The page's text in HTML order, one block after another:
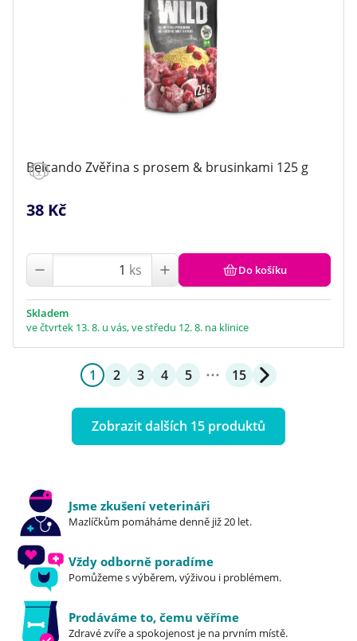
Belcando Zvěřina s prosem & brusinkami 125 g
38 Kč
ks Do košíku
Skladem
ve čtvrtek 13. 8. u vás, ve středu 12. 8. na klinice
1 2 3 4 5 15
Zobrazit dalších 15 produktů
Jsme zkušení veterináři
Mazlíčkům pomáháme denně již 20 let.
Vždy odborně poradíme
Pomůžeme s výběrem, výživou i problémem.
Prodáváme to, čemu věříme
Zdravé zvíře a spokojenost je na prvním místě.